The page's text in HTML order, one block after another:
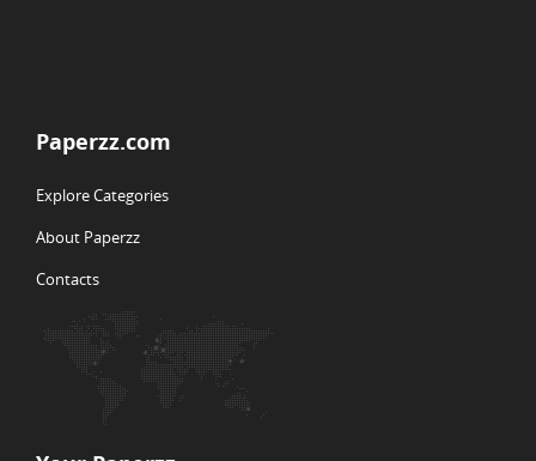
Paperzz.com
Explore Categories
About Paperzz
Contacts